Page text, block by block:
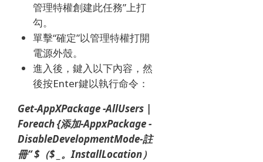
管理特權創建此任務”上打
勾。
單擊“確定”以管理特權打開
電源外殼。
進入後，鍵入以下內容，然
後按Enter鍵以執行命令：
Get-AppXPackage -AllUsers |
Foreach {添加-AppxPackage -
DisableDevelopmentMode-註
冊“ $（$ _。InstallLocation）